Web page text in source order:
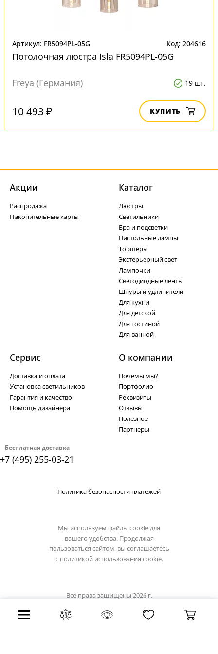
Артикул: FR5094PL-05G Код: 204616
Потолочная люстра Isla FR5094PL-05G
Freya (Германия) 19 шт.
10 493 ₽ КУПИТЬ
Бесплатная доставка
+7 (495) 255-03-21
Акции
Распродажа
Накопительные карты
Каталог
Люстры
Светильники
Бра и подсветки
Настольные лампы
Торшеры
Экстерьерный свет
Лампочки
Светодиодные ленты
Шнуры и удлинители
Для кухни
Для детской
Для гостиной
Для ванной
Сервис
Доставка и оплата
Установка светильников
Гарантия и качество
Помощь дизайнера
О компании
Почемы мы?
Портфолио
Реквизиты
Отзывы
Полезное
Партнеры
Политика безопасности платежей
Мы используем файлы cookie для
вашего удобства. Продолжая
пользоваться сайтом, вы соглашаетесь
с политикой использования cookie.
Все права защищены 2026 г.